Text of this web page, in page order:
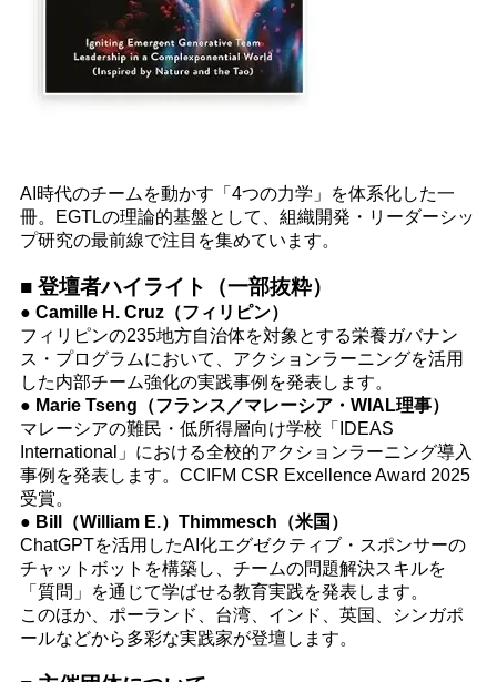
AI時代のチームを動かす「4つの力学」を体系化した一
冊。EGTLの理論的基盤として、組織開発・リーダーシッ
プ研究の最前線で注目を集めています。
■ 登壇者ハイライト（一部抜粋）
● Camille H. Cruz（フィリピン）
フィリピンの235地方自治体を対象とする栄養ガバナン
ス・プログラムにおいて、アクションラーニングを活用
した内部チーム強化の実践事例を発表します。
● Marie Tseng（フランス／マレーシア・WIAL理事）
マレーシアの難民・低所得層向け学校「IDEAS
International」における全校的アクションラーニング導入
事例を発表します。CCIFM CSR Excellence Award 2025
受賞。
● Bill（William E.）Thimmesch（米国）
ChatGPTを活用したAI化エグゼクティブ・スポンサーの
チャットボットを構築し、チームの問題解決スキルを
「質問」を通じて学ばせる教育実践を発表します。
このほか、ポーランド、台湾、インド、英国、シンガポ
ールなどから多彩な実践家が登壇します。